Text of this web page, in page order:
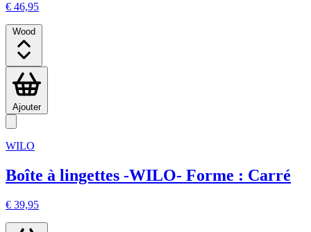
€ 46,95
Wood
Ajouter
WILO
Boîte à lingettes -WILO- Forme : Carré
€ 39,95